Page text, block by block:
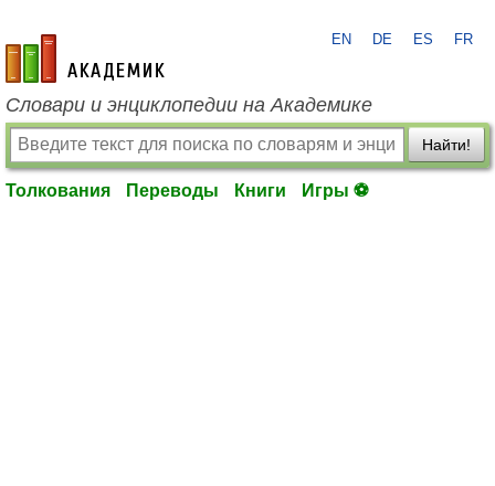
academic.ru
EN DE ES FR
Словари и энциклопедии на Академике
Найти!
Толкования Переводы Книги Игры ⚽